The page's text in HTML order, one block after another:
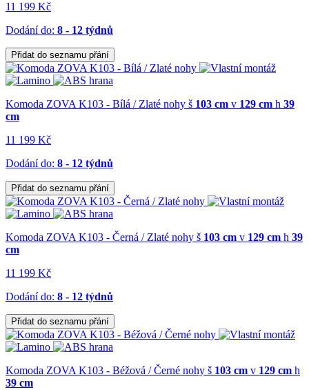
11 199 Kč
Dodání do: 8 - 12 týdnů
Přidat do seznamu přání
Komoda ZOVA K103 - Bílá / Zlaté nohy š 103 cm v 129 cm h 39
cm
11 199 Kč
Dodání do: 8 - 12 týdnů
Přidat do seznamu přání
Komoda ZOVA K103 - Černá / Zlaté nohy š 103 cm v 129 cm h 39
cm
11 199 Kč
Dodání do: 8 - 12 týdnů
Přidat do seznamu přání
Komoda ZOVA K103 - Béžová / Černé nohy š 103 cm v 129 cm h
39 cm